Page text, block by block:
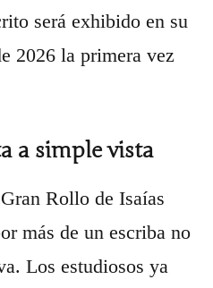
será exhibido en su
2026 la primera vez
a simple vista
Rollo de Isaías
más de un escriba no
Los estudiosos ya